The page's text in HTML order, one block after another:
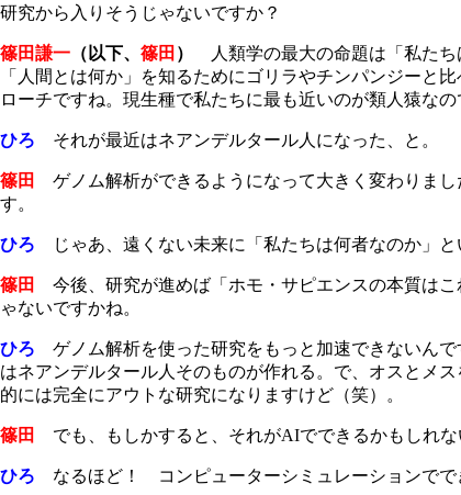
研究から入りそうじゃないですか？
篠田謙一 （以下、 篠田 ）
人類学の最大の命題は「私たち
「人間とは何か」を知るためにゴリラやチンパンジーと
ローチですね。現生種で私たちに最も近いのが類人猿な
ひろ それが最近はネアンデルタール人になった、と。
篠田
ゲノム解析ができるようになって大きく変わりま
す。
ひろ じゃあ、遠くない未来に「私たちは何者なのか」と
篠田
今後、研究が進めば「ホモ・サピエンスの本質は
ゃないですかね。
ひろ ゲノム解析を使った研究をもっと加速できないん
はネアンデルタール人そのものが作れる。で、オスとメ
的には完全にアウトな研究になりますけど（笑）。
篠田 でも、もしかすると、それがAIでできるかもしれな
ひろ なるほど！ コンピューターシミュレーションでで